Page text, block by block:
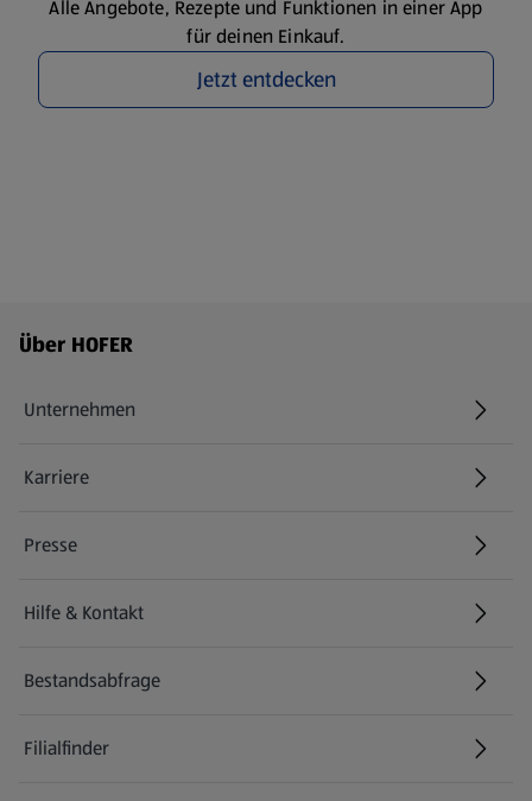
Alle Angebote, Rezepte und Funktionen in einer App
für deinen Einkauf.
Jetzt entdecken
Fußzeilenmenü - weitere Links
Über HOFER
Unternehmen
Karriere
(öffnet in einem neuen Tab)
Presse
Hilfe & Kontakt
(öffnet in einem neuen Tab)
Bestandsabfrage
(öffnet in einem neuen Tab)
Filialfinder